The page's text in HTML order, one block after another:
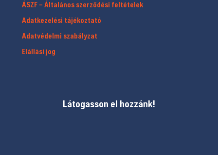
ÁSZF – Általános szerződési feltételek
Adatkezelési tájékoztató
Adatvédelmi szabályzat
Elállási jog
Látogasson el hozzánk!